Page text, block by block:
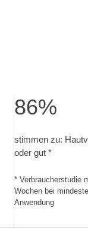
86%
stimmen zu:
oder gut *
* Verbraucherstudie
Wochen bei
Anwendung